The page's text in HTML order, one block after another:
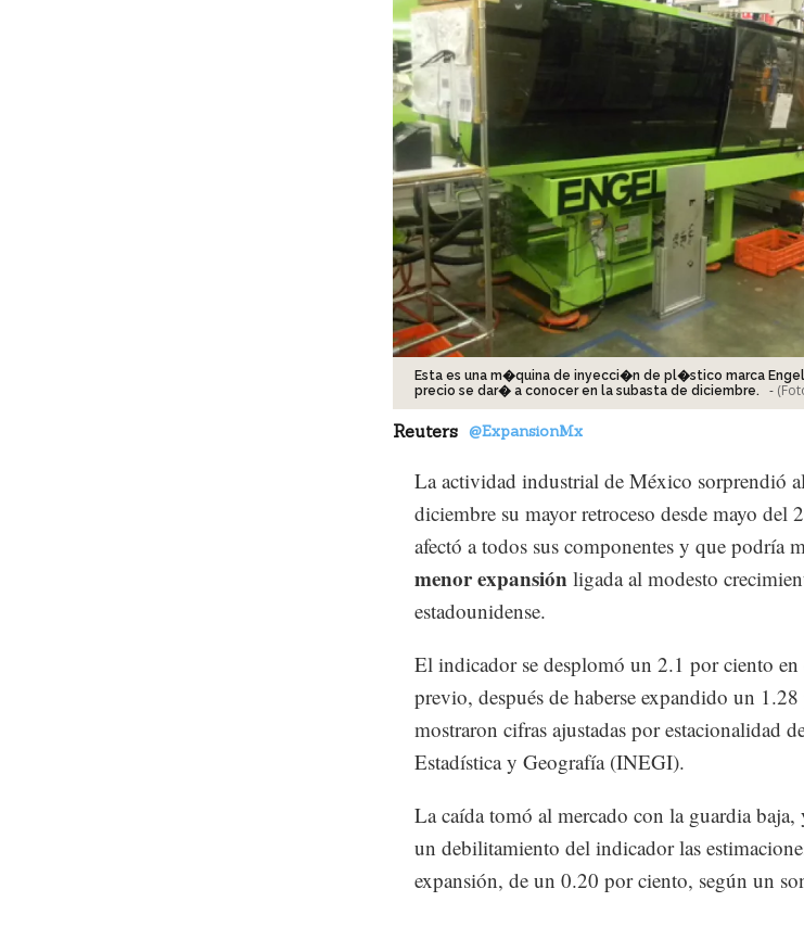
Esta es una m�quina de inyecci�n de pl�stico marca
precio se dar� a conocer en la subasta de diciembre.
-
Reuters @ExpansionMx
La actividad industrial de México sorprendió
diciembre su mayor retroceso desde mayo del
afectó a todos sus componentes y que podría
menor expansión ligada al modesto
estadounidense.
El indicador se desplomó un 2.1 por ciento
previo, después de haberse expandido un
mostraron cifras ajustadas por estacionalidad
Estadística y Geografía (INEGI).
La caída tomó al mercado con la guardia baja,
un debilitamiento del indicador las
expansión, de un 0.20 por ciento, según un